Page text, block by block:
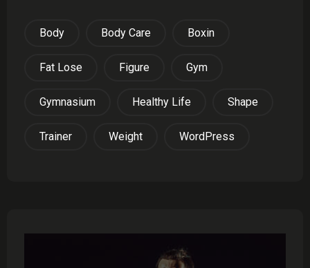
Body Body Care Boxin
Fat Lose Figure Gym
Gymnasium Healthy Life Shape
Trainer Weight WordPress